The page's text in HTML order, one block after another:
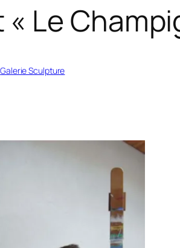
Le
Galerie Sculpture